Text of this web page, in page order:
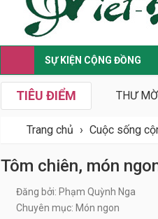
SỰ KIỆN CỘNG ĐỒNG
TIÊU ĐIỂM THƯ
Trang chủ › Cuộc sống
Tôm chiên, món
Đăng bởi: Phạm Quỳnh Nga
Chuyên mục: Món ngon